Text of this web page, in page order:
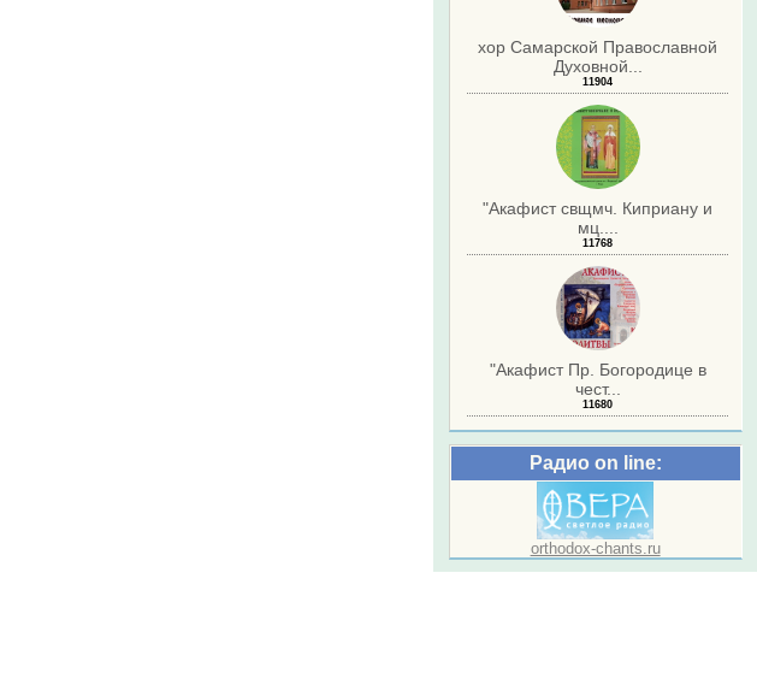
хор Самарской Православной
Духовной...
11904
"Акафист свщмч. Киприану и
мц....
11768
"Акафист Пр. Богородице в
чест...
11680
Радио on line:
orthodox-chants.ru